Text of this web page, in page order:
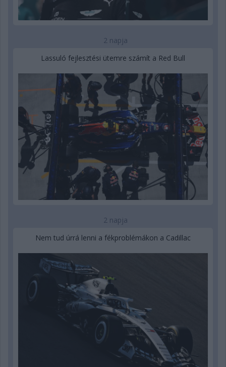
2 napja
Lassuló fejlesztési ütemre számít a Red Bull
2 napja
Nem tud úrrá lenni a fékproblémákon a Cadillac